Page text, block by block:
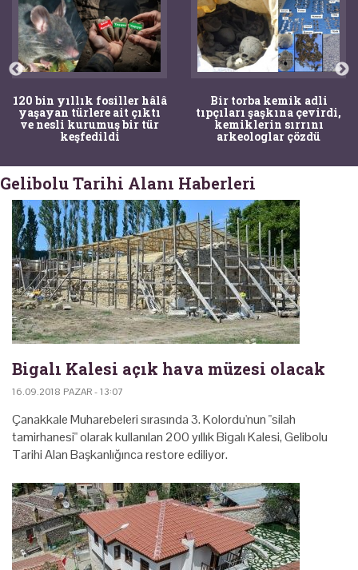
120 bin yıllık fosiller hâlâ
yaşayan türlere ait çıktı
ve nesli kurumuş bir tür
keşfedildi
Bir torba kemik adli
tıpçıları şaşkına çevirdi,
kemiklerin sırrını
arkeologlar çözdü
Gelibolu Tarihi Alanı Haberleri
Bigalı Kalesi açık hava müzesi olacak
16.09.2018 PAZAR - 13:07
Çanakkale Muharebeleri sırasında 3. Kolordu'nun "silah
tamirhanesi" olarak kullanılan 200 yıllık Bigalı Kalesi, Gelibolu
Tarihi Alan Başkanlığınca restore ediliyor.